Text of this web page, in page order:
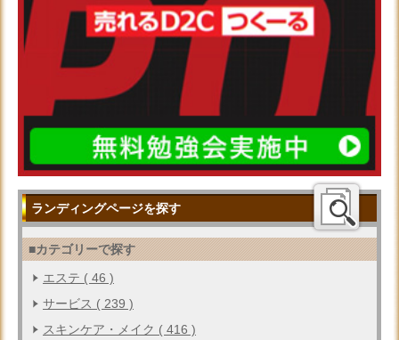
ランディングページを探す
■カテゴリーで探す
エステ ( 46 )
サービス ( 239 )
スキンケア・メイク ( 416 )